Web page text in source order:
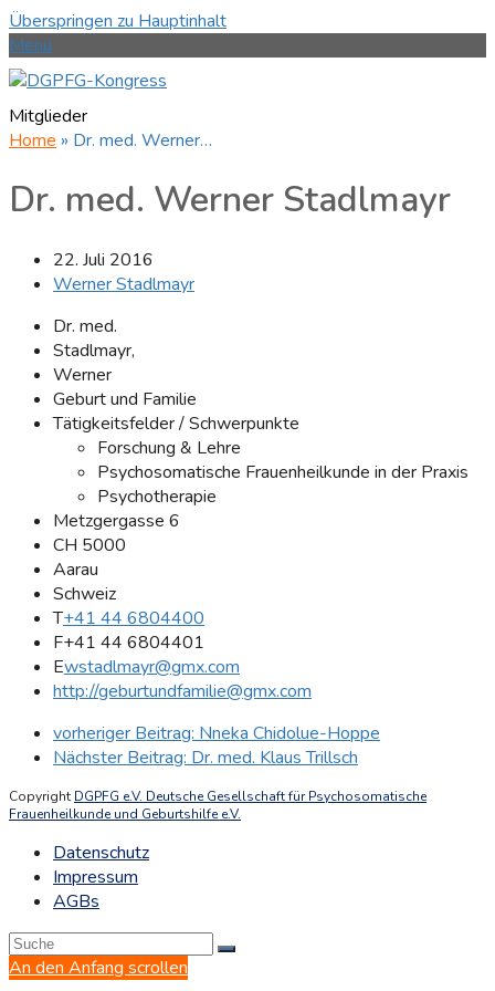
Überspringen zu Hauptinhalt
Menü
Mitglieder
Home » Dr. med. Werner…
Dr. med. Werner Stadlmayr
22. Juli 2016
Werner Stadlmayr
Dr. med.
Stadlmayr,
Werner
Geburt und Familie
Tätigkeitsfelder / Schwerpunkte
Forschung & Lehre
Psychosomatische Frauenheilkunde in der Praxis
Psychotherapie
Metzgergasse 6
CH 5000
Aarau
Schweiz
T+41 44 6804400
F+41 44 6804401
Ewstadlmayr@gmx.com
http://geburtundfamilie@gmx.com
vorheriger Beitrag: Nneka Chidolue-Hoppe
Nächster Beitrag: Dr. med. Klaus Trillsch
Copyright DGPFG e.V. Deutsche Gesellschaft für Psychosomatische
Frauenheilkunde und Geburtshilfe e.V.
Datenschutz
Impressum
AGBs
An den Anfang scrollen